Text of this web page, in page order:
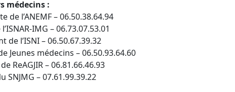
médecins :
de l’ANEMF – 06.50.38.64.94
IMG – 06.73.07.53.01
de l’ISNI – 06.50.67.39.32
Jeunes médecins – 06.50.93.64.60
ReAGJIR – 06.81.66.46.93
SNJMG – 07.61.99.39.22